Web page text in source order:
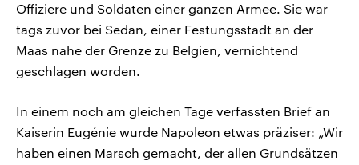
Offiziere und Soldaten einer ganzen Armee. Sie war
tags zuvor bei Sedan, einer Festungsstadt an der
Maas nahe der Grenze zu Belgien, vernichtend
geschlagen worden.
In einem noch am gleichen Tage verfassten Brief an
Kaiserin Eugénie wurde Napoleon etwas präziser: „Wir
haben einen Marsch gemacht, der allen Grundsätzen